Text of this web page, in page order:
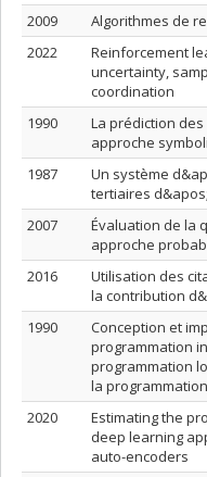
2009
Algorithmes de
2022
Reinforcement
uncertainty,
coordination
1990
La prédiction
approche
1987
Un système
tertiaires
2007
Évaluation de la
approche
2016
Utilisation des
la contribution
1990
Conception et
programmation
programmation
la
2020
Estimating the
deep learning
auto-encoders